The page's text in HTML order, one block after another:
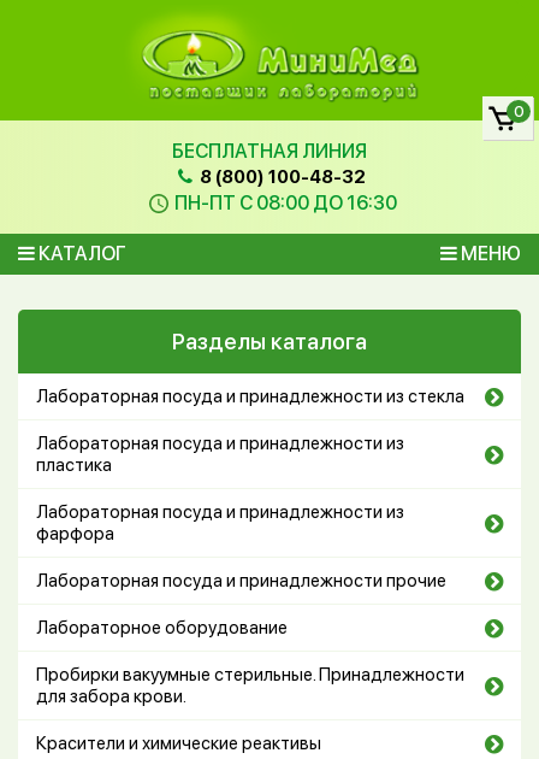
БЕСПЛАТНАЯ ЛИНИЯ
8 (800) 100-48-32
ПН-ПТ С 08:00 ДО 16:30
КАТАЛОГ МЕНЮ
0
Разделы каталога
Лабораторная посуда и принадлежности из стекла
Лабораторная посуда и принадлежности из
пластика
Лабораторная посуда и принадлежности из
фарфора
Лабораторная посуда и принадлежности прочие
Лабораторное оборудование
Пробирки вакуумные стерильные. Принадлежности
для забора крови.
Красители и химические реактивы